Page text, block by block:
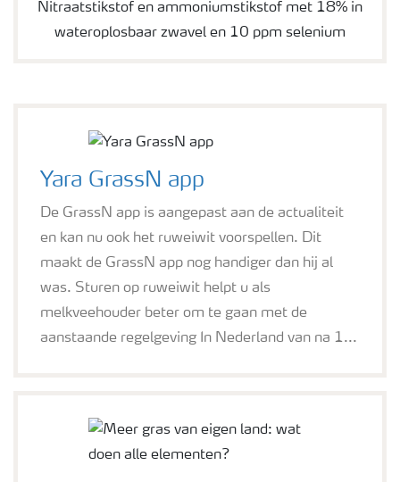
Nitraatstikstof en ammoniumstikstof met 18% in
wateroplosbaar zwavel en 10 ppm selenium
Yara GrassN app
De GrassN app is aangepast aan de actualiteit
en kan nu ook het ruweiwit voorspellen. Dit
maakt de GrassN app nog handiger dan hij al
was. Sturen op ruweiwit helpt u als
melkveehouder beter om te gaan met de
aanstaande regelgeving In Nederland van na 1...